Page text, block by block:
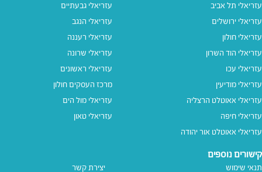
עזריאלי תל אביב
עזריאלי ירושלים
עזריאלי חולון
עזריאלי הוד השרון
עזריאלי עכו
עזריאלי מודיעין
עזריאלי אאוטלט הרצליה
עזריאלי חיפה
עזריאלי אאוטלט אור יהודה
עזריאלי גבעתיים
עזריאלי הנגב
עזריאלי רעננה
עזריאלי שרונה
עזריאלי ראשונים
מרכז העסקים חולון
עזריאלי מול הים
עזריאלי טאון
קישורים נוספים
תנאי שימוש
יצירת קשר